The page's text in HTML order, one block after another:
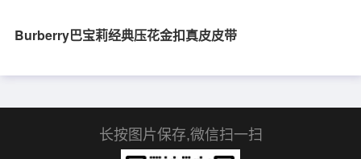
Burberry巴宝莉经典压花金扣真皮皮带
长按图片保存,微信扫一扫